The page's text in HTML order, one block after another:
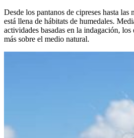
Desde los pantanos de cipreses hasta las
está llena de hábitats de humedales.
actividades basadas en la indagación, los
más sobre el medio natural.